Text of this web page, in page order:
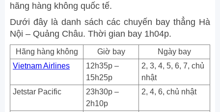
hãng hàng không quốc tế.
Dưới đây là danh sách các chuyến bay thẳng Hà
Nội – Quảng Châu. Thời gian bay 1h04p.
Hãng hàng không Giờ bay
Ngày bay
Vietnam Airlines
12h35p –
15h25p
2, 3, 4, 5, 6, 7, chủ
nhật
Jetstar Pacific
23h30p –
2h10p
2, 4, 6, chủ nhật